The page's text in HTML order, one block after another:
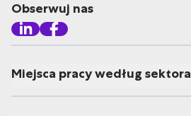
Obserwuj nas
Miejsca pracy według sektora